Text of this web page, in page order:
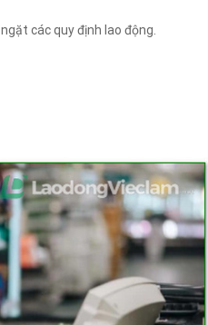
các quy định lao động.